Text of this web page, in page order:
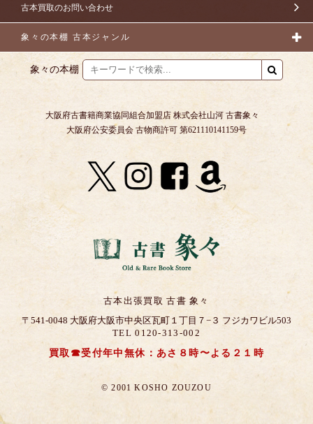
古本買取のお問い合わせ
象々の本棚 古本ジャンル
象々の本棚
大阪府古書籍商業協同組合加盟店 株式会社山河 古書象々
大阪府公安委員会 古物商許可 第621110141159号
古本出張買取 古書 象々
〒541-0048 大阪府大阪市中央区瓦町１丁目７−３ フジカワビル503
TEL 0120-313-002
買取☎受付年中無休：あさ８時〜よる２１時
© 2001 KOSHO ZOUZOU